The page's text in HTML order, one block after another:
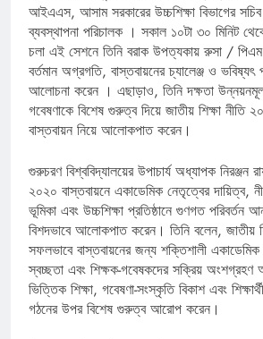
আইএএস, আসাম সরকারের উচ্চশিক্ষা বিভাগের
ব্যবস্থাপনা পরিচালক । সকাল ১০টা ৩০ মিনিট
চলা এই সেশনে তিনি বরাক উপত্যকায় রুসা /
বর্তমান অগ্রগতি, বাস্তবায়নের চ্যালেঞ্জ ও ভবিষ্যৎ
আলোচনা করেন । এছাড়াও, তিনি দক্ষতা
গবেষণাকে বিশেষ গুরুত্ব দিয়ে জাতীয় শিক্ষা নীতি
বাস্তবায়ন নিয়ে আলোকপাত করেন।
গুরুচরণ বিশ্ববিদ্যালয়ের উপাচার্য অধ্যাপক নিরঞ্জন
২০২০ বাস্তবায়নে একাডেমিক নেতৃত্বের দায়িত্ব,
ভূমিকা এবং উচ্চশিক্ষা প্রতিষ্ঠানে গুণগত পরিবর্তন
বিশদভাবে আলোকপাত করেন। তিনি বলেন, জাতীয়
সফলভাবে বাস্তবায়নের জন্য শক্তিশালী
স্বচ্ছতা এবং শিক্ষক-গবেষকদের সক্রিয় অংশগ্রহণ
ভিত্তিক শিক্ষা, গবেষণা-সংস্কৃতি বিকাশ এবং
গঠনের উপর বিশেষ গুরুত্ব আরোপ করেন।